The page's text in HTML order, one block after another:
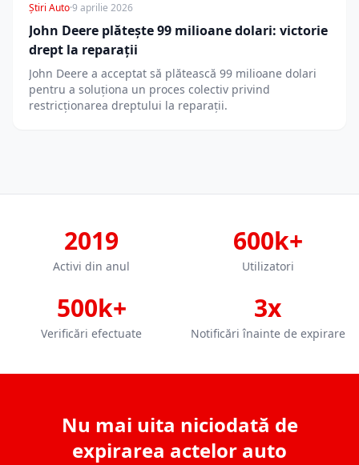
Știri Auto·9 aprilie 2026
John Deere plătește 99 milioane dolari: victorie
drept la reparații
John Deere a acceptat să plătească 99 milioane dolari
pentru a soluționa un proces colectiv privind
restricționarea dreptului la reparații.
2019
Activi din anul
600k+
Utilizatori
500k+
Verificări efectuate
3x
Notificări înainte de expirare
Nu mai uita niciodată de
expirarea actelor auto